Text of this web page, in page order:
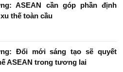
ASEAN cần góp phần định
thế toàn cầu
Đổi mới sáng tạo sẽ quyết
ASEAN trong tương lai